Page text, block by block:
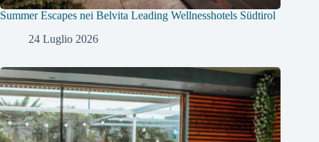
Summer Escapes nei Belvita Leading Wellnesshotels Südtirol
24 Luglio 2026